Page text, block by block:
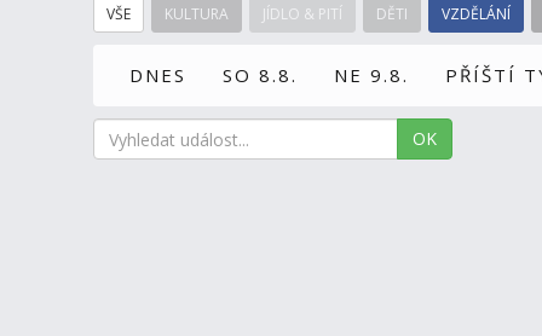
VŠE KULTURA JÍDLO & PITÍ DĚTI VZDĚLÁNÍ
DNES SO 8.8. NE 9.8. PŘÍŠTÍ
OK